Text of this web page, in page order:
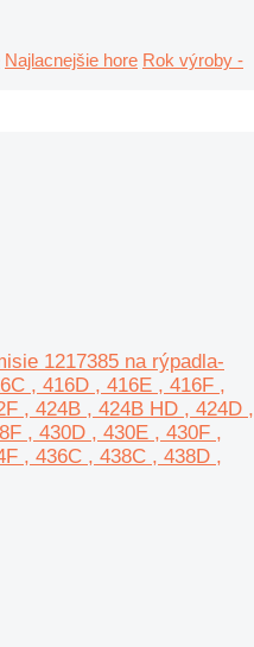
Najlacnejšie hore Rok výroby -
1217385 na rýpadla-
, 416D , 416E , 416F ,
, 424B , 424B HD , 424D ,
, 430D , 430E , 430F ,
, 436C , 438C , 438D ,